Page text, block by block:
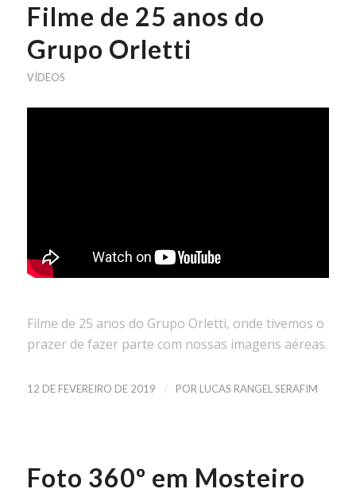
Filme de 25 anos do
Grupo Orletti
VÍDEOS
Filme de 25 anos do Grupo Orletti, onde tivemos o
prazer de fazer parte com nossas imagens aéreas.
12 DE FEVEREIRO DE 2019 / POR LUCAS RANGEL SERAFIM
Foto 360º em Mosteiro